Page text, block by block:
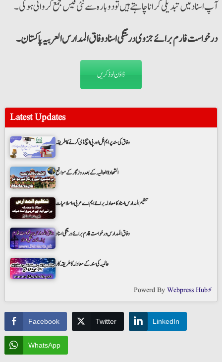
آپ اسناد میں تبدیلی کرانا چاہتے ہیں تو دوبارہ سے نئی فیس جمع کروانی ہوگی۔
درخواست فارم برائے جزوی درستگی اسناد وفاق المدارس العربیہ پاکستان۔
ڈاؤن لوڈ کریں
Latest Updates
وفاق کی سند پر ایم فل اور پی ایچ ڈی کرنے کا طریقہ
الشھادة العالمیہ کے بعد روزگار کے مواقع
تنظیم المدارس اسناد کامعادلہ برائے ایم اے عربی واسلامیات
وفاق المدارس درخواست فارم برائے درستگی اسناد
عالمیہ کی سند کے معادلہ کا طریقہ کار
Powerd ByWebpress Hub⚡
Facebook Twitter LinkedIn
WhatsApp